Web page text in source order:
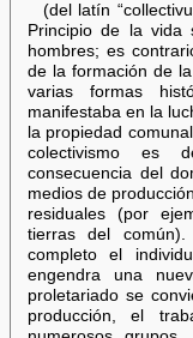
(del latín
Principio de la vida
hombres; es
de la formación de
varias formas
manifestaba en la
la propiedad
colectivismo es
consecuencia del
medios de
residuales (por
tierras del
completo el
engendra una
proletariado se
producción, el